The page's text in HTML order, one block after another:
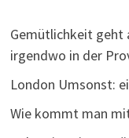
Gemütlichkeit geht
irgendwo in der
London Umsonst:
Wie kommt man